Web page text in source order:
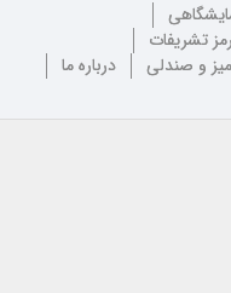
تشریفات
میز و صندلی
درباره ما